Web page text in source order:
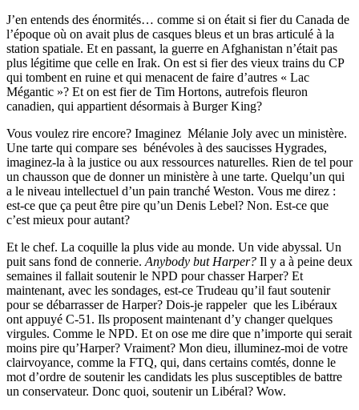
J’en entends des énormités… comme si on était si fier du Canada de
l’époque où on avait plus de casques bleus et un bras articulé à la
station spatiale. Et en passant, la guerre en Afghanistan n’était pas
plus légitime que celle en Irak. On est si fier des vieux trains du CP
qui tombent en ruine et qui menacent de faire d’autres « Lac
Mégantic »? Et on est fier de Tim Hortons, autrefois fleuron
canadien, qui appartient désormais à Burger King?
Vous voulez rire encore? Imaginez Mélanie Joly avec un ministère.
Une tarte qui compare ses bénévoles à des saucisses Hygrades,
imaginez-la à la justice ou aux ressources naturelles. Rien de tel pour
un chausson que de donner un ministère à une tarte. Quelqu’un qui
a le niveau intellectuel d’un pain tranché Weston. Vous me direz :
est-ce que ça peut être pire qu’un Denis Lebel? Non. Est-ce que
c’est mieux pour autant?
Et le chef. La coquille la plus vide au monde. Un vide abyssal. Un
puit sans fond de connerie. Anybody but Harper? Il y a à peine deux
semaines il fallait soutenir le NPD pour chasser Harper? Et
maintenant, avec les sondages, est-ce Trudeau qu’il faut soutenir
pour se débarrasser de Harper? Dois-je rappeler que les Libéraux
ont appuyé C-51. Ils proposent maintenant d’y changer quelques
virgules. Comme le NPD. Et on ose me dire que n’importe qui serait
moins pire qu’Harper? Vraiment? Mon dieu, illuminez-moi de votre
clairvoyance, comme la FTQ, qui, dans certains comtés, donne le
mot d’ordre de soutenir les candidats les plus susceptibles de battre
un conservateur. Donc quoi, soutenir un Libéral? Wow.